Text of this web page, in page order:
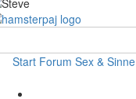
Start Forum Sex & Sinne